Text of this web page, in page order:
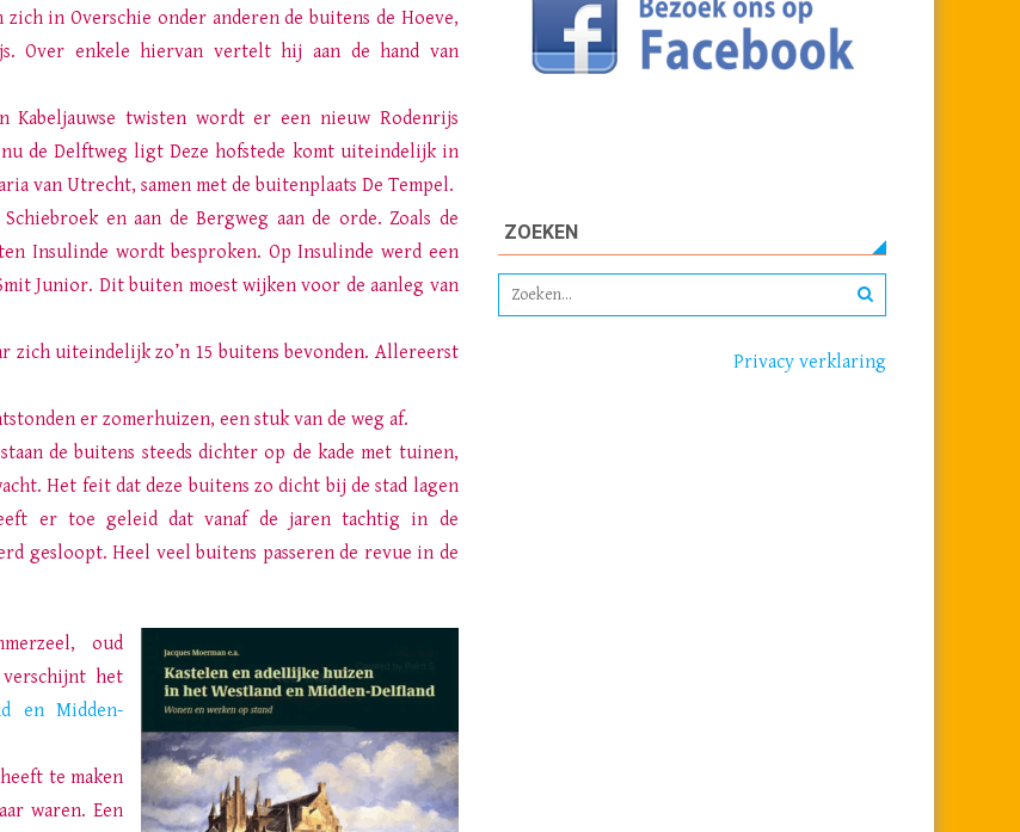
zich in Overschie onder anderen de buitens de Hoeve,
Over enkele hiervan vertelt hij aan de hand van
twisten wordt er een nieuw Rodenrijs
de Delftweg ligt Deze hofstede komt uiteindelijk in
van Utrecht, samen met de buitenplaats De Tempel.
en aan de Bergweg aan de orde. Zoals de
Insulinde wordt besproken. Op Insulinde werd een
Junior. Dit buiten moest wijken voor de aanleg van
zich uiteindelijk zo’n 15 buitens bevonden. Allereerst
er zomerhuizen, een stuk van de weg af.
de buitens steeds dichter op de kade met tuinen,
Het feit dat deze buitens zo dicht bij de stad lagen
er toe geleid dat vanaf de jaren tachtig in de
gesloopt. Heel veel buitens passeren de revue in de
oud
verschijnt het
en Midden-
te maken
waren. Een
ZOEKEN
Privacy verklaring